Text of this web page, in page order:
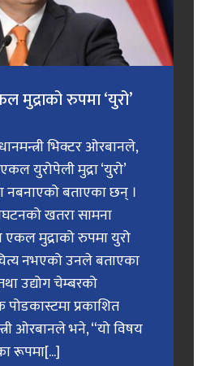
मुद्राको रुपमा ‘युरो’
भिक्टर ओरबानले,
युरोपेली मुद्रा ‘युरो’
बताएका छन् ।
खतरा सामना
मुद्राको रुपमा युरो
नभएको उनले बताएका
उद्योग चेम्बरको
प्रकाशित
ओरबानले भने, “यो विषय
रूपमा[...]